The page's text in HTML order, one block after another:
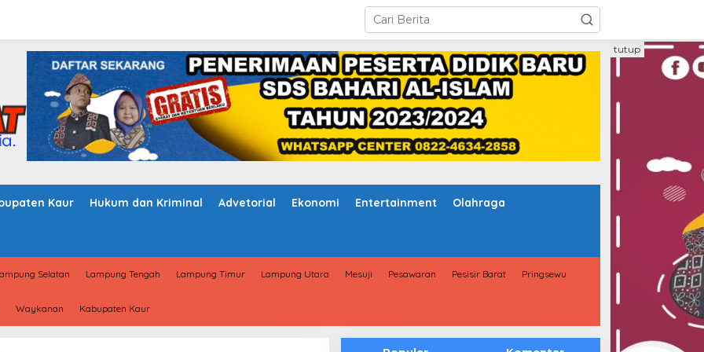
Kaur Hukum dan Kriminal Advetorial Ekonomi Entertainment Olahraga
Selatan Lampung Tengah Lampung Timur Lampung Utara Mesuji Pesawaran Pesisir Barat Pringsewu
Waykanan Kabupaten Kaur
tutup